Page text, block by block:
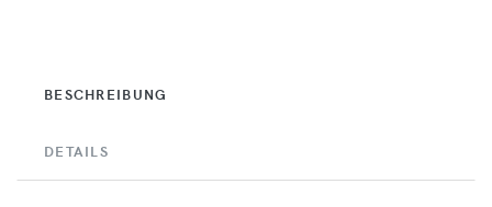
BESCHREIBUNG
DETAILS